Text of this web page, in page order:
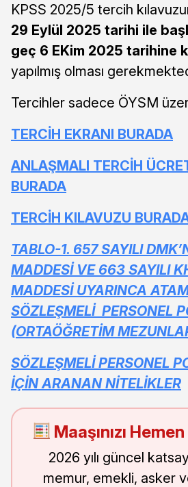
KPSS 2025/5 tercih
29 Eylül 2025 tarihi ile
geç 6 EKim 2025 tarihine
yapılmış olması
Tercihler sadece ÖYSM
TERCİH EKRANI BURADA
ANLAŞMALI TERCİH
BURADA
TERCİH KILAVUZU
TABLO-1. 657 SAYILI
MADDESİ VE 663 SAYILI
MADDESİ UYARINCA
SÖZLEŞMELİ PERSONEL
(ORTAÖĞRETİM
SÖZLEŞMELİ PERSONEL
İÇİN ARANAN NİTELİKLER
Maaşınızı
2026 yılı güncel
memur, emekli, asker